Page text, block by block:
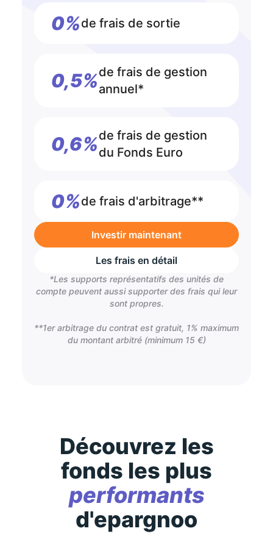
0%de frais de sortie
0,5%de frais de gestion
annuel*
0,6%de frais de gestion
du Fonds Euro
0%de frais d'arbitrage**
Investir maintenant
Les frais en détail
*Les supports représentatifs des unités de
compte peuvent aussi supporter des frais qui leur
sont propres.
**1er arbitrage du contrat est gratuit, 1% maximum
du montant arbitré (minimum 15 €)
Découvrez les
fonds les plus
performants
d'epargnoo